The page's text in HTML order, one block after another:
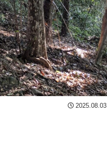
2025.08.03